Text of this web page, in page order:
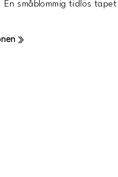
småblommig tidlös